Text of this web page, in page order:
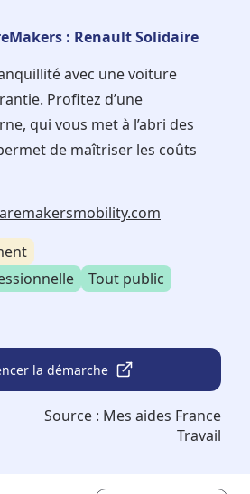
: Renault Solidaire
avec une voiture
Profitez d’une
qui vous met à l’abri des
de maîtriser les coûts
Tout public
la démarche
Source : Mes aides France
Travail